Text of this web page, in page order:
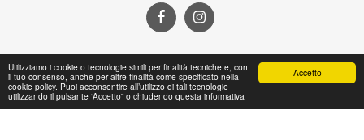
Accetto
Utilizziamo i cookie o tecnologie simili per finalità tecniche e, con
il tuo consenso, anche per altre finalità come specificato nella
cookie policy. Puoi acconsentire all’utilizzo di tali tecnologie
utilizzando il pulsante “Accetto” o chiudendo questa informativa